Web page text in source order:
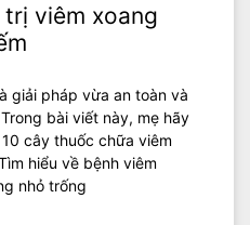
viêm xoang
giải pháp vừa an toàn và
bài viết này, mẹ hãy
cây thuốc chữa viêm
hiểu về bệnh viêm
nhỏ trống